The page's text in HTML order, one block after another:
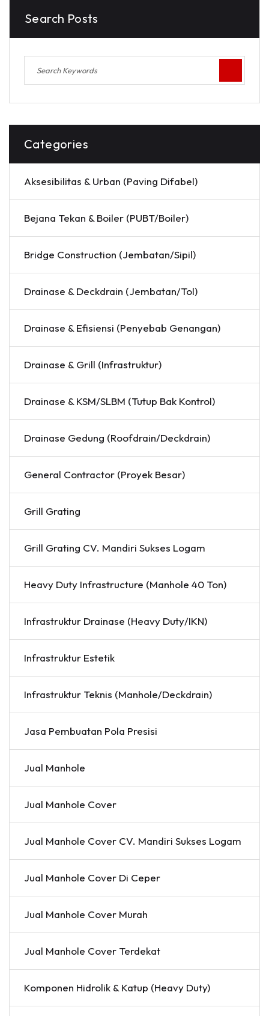
Search Posts
Categories
Aksesibilitas & Urban (Paving Difabel)
Bejana Tekan & Boiler (PUBT/Boiler)
Bridge Construction (Jembatan/Sipil)
Drainase & Deckdrain (Jembatan/Tol)
Drainase & Efisiensi (Penyebab Genangan)
Drainase & Grill (Infrastruktur)
Drainase & KSM/SLBM (Tutup Bak Kontrol)
Drainase Gedung (Roofdrain/Deckdrain)
General Contractor (Proyek Besar)
Grill Grating
Grill Grating CV. Mandiri Sukses Logam
Heavy Duty Infrastructure (Manhole 40 Ton)
Infrastruktur Drainase (Heavy Duty/IKN)
Infrastruktur Estetik
Infrastruktur Teknis (Manhole/Deckdrain)
Jasa Pembuatan Pola Presisi
Jual Manhole
Jual Manhole Cover
Jual Manhole Cover CV. Mandiri Sukses Logam
Jual Manhole Cover Di Ceper
Jual Manhole Cover Murah
Jual Manhole Cover Terdekat
Komponen Hidrolik & Katup (Heavy Duty)